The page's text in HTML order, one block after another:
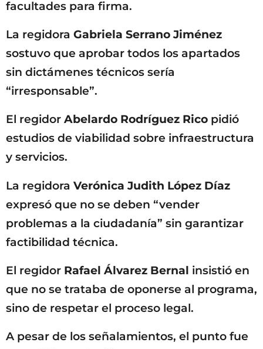
facultades para firma.
La regidora Gabriela Serrano Jiménez
sostuvo que aprobar todos los apartados
sin dictámenes técnicos sería
“irresponsable”.
El regidor Abelardo Rodríguez Rico pidió
estudios de viabilidad sobre infraestructura
y servicios.
La regidora Verónica Judith López Díaz
expresó que no se deben “vender
problemas a la ciudadanía” sin garantizar
factibilidad técnica.
El regidor Rafael Álvarez Bernal insistió en
que no se trataba de oponerse al programa,
sino de respetar el proceso legal.
A pesar de los señalamientos, el punto fue